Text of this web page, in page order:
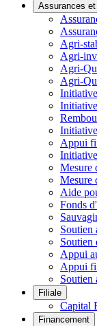
Assurances
Agri-
Agri-
Agri-
Agri-
Appui
Mesure
Mesure
Aide
Fonds
Soutien
Soutien
Appui
Appui
Soutien
Filiale
Capital
Financement